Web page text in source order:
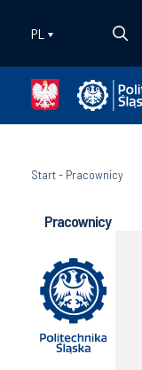
PL
Start- Pracownicy
Pracownicy